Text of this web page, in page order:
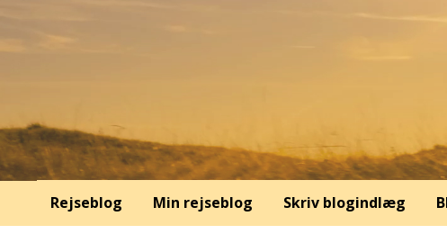
Rejseblog Min rejseblog Skriv blogindlæg